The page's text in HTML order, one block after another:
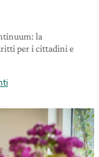
la
per i cittadini e